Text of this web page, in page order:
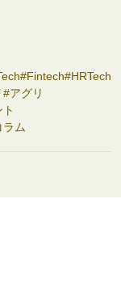
Fintech
HRTech
アグリ
ラム
生
例